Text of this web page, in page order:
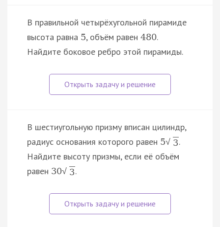
В правильной четырёхугольной пирамиде
высота равна 5, объём равен 480.
Найдите боковое ребро этой пирамиды.
В шестиугольную призму вписан цилиндр,
радиус основания которого равен 5√ 3.
Найдите высоту призмы, если её объём
равен 30√ 3.